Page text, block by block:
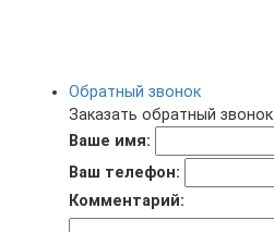
Обратный звонок
Заказать обратный звонок
Ваше имя:
Ваш телефон:
Комментарий: